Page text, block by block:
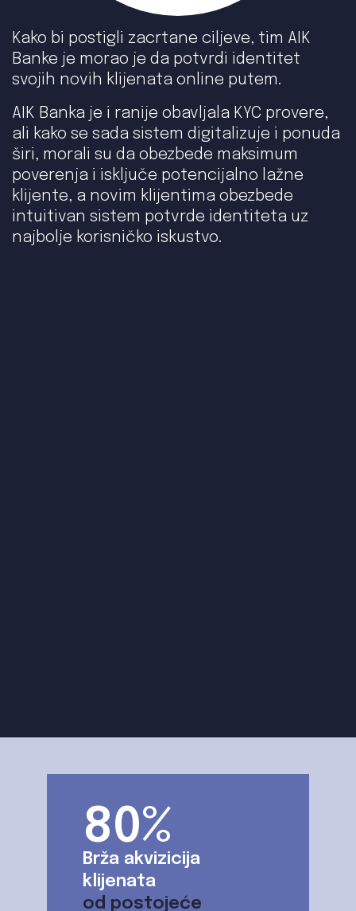
Kako bi postigli zacrtane ciljeve, tim AIK
Banke je morao je da potvrdi identitet
svojih novih klijenata online putem.
AIK Banka je i ranije obavljala KYC provere,
ali kako se sada sistem digitalizuje i ponuda
širi, morali su da obezbede maksimum
poverenja i isključe potencijalno lažne
klijente, a novim klijentima obezbede
intuitivan sistem potvrde identiteta uz
najbolje korisničko iskustvo.
80%
Brža akvizicija
klijenata
od postojeće